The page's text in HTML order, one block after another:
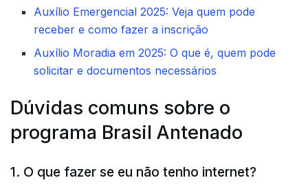
Auxílio Emergencial 2025: Veja quem pode
receber e como fazer a inscrição
Auxílio Moradia em 2025: O que é, quem pode
solicitar e documentos necessários
Dúvidas comuns sobre o
programa Brasil Antenado
1. O que fazer se eu não tenho internet?